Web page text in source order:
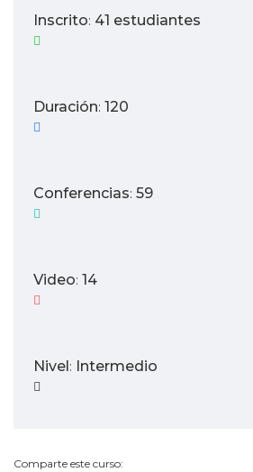
Inscrito: 41 estudiantes
Duración: 120
Conferencias: 59
Video: 14
Nivel: Intermedio
Comparte este curso: